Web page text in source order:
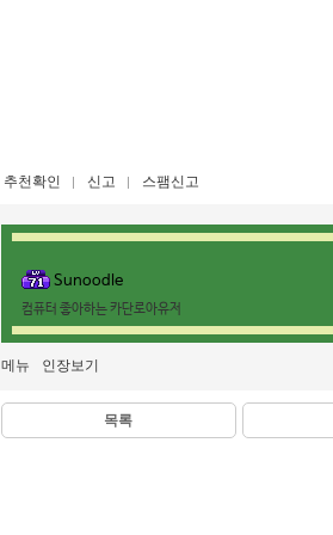
추천확인 신고 스팸신고
Sunoodle
컴퓨터 좋아하는 카단로아유저
메뉴 인장보기
목록